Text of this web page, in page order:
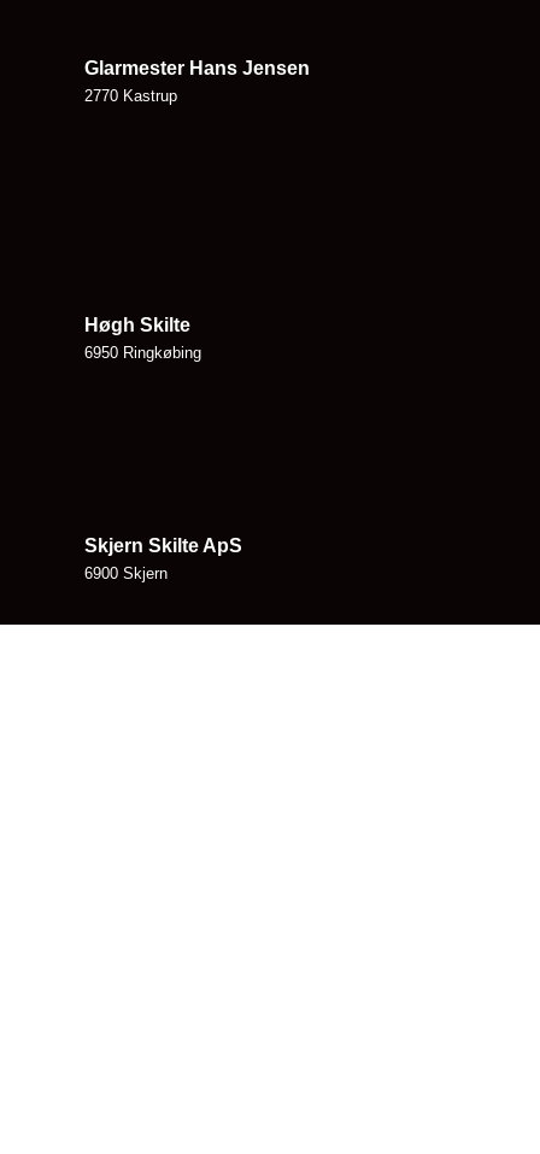
Glarmester Hans Jensen
2770 Kastrup
Høgh Skilte
6950 Ringkøbing
Skjern Skilte ApS
6900 Skjern